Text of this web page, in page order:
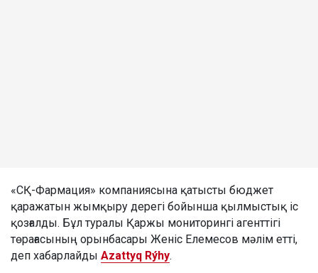
«СҚ-Фармация» компаниясына қатысты бюджет
қаражатын жымқыру дерегі бойынша қылмыстық іс
қозғалды. Бұл туралы Қаржы мониторингі агенттігі
төрағасының орынбасары Женіс Елемесов мәлім етті,
деп хабарлайды Azattyq Rýhy.